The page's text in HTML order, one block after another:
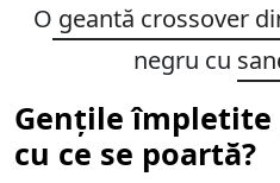
O geantă crossover
negru cu
Gențile împletite
cu ce se poartă?